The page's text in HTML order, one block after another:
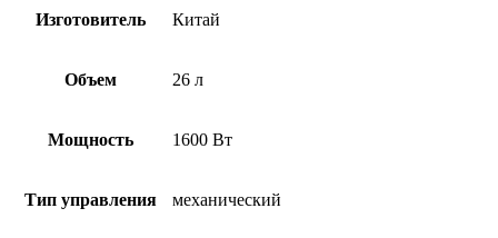
Изготовитель Китай
Объем 26 л
Мощность 1600 Вт
Тип управления механический